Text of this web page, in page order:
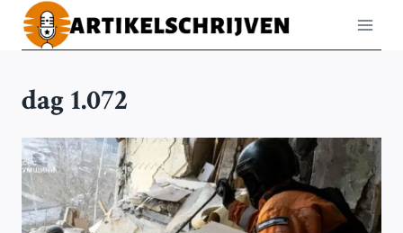
Doorgaan
naar
dag 1.072